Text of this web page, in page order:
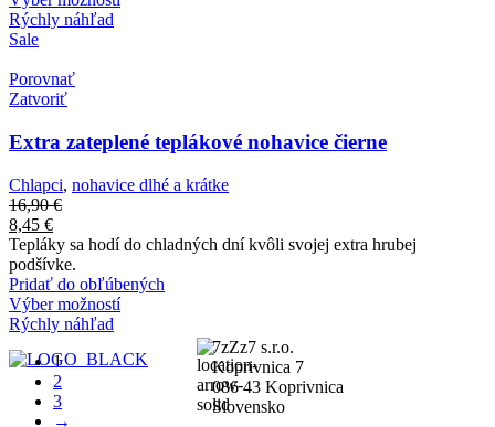
Rýchly náhľad
Sale
Porovnať
Zatvoriť
Extra zateplené teplákové nohavice čierne
Chlapci, nohavice dlhé a krátke
16,90€
8,45 €
Tepláky sa hodí do chladných dní kvôli svojej extra hrubej
podšívke.
Pridať do obľúbených
Výber možností
Rýchly náhľad
1
2
3
→
7zZz7 s.r.o.
Koprivnica 7
086 43 Koprivnica
Slovensko